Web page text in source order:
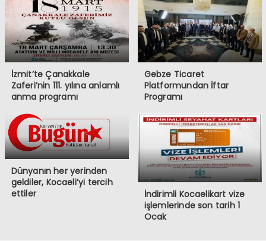
İzmit’te Çanakkale
Zaferi’nin 111. yılına anlamlı
anma programı
Gebze Ticaret
Platformundan İftar
Programı
Dünyanın her yerinden
geldiler, Kocaeli’yi tercih
ettiler
İndirimli Kocaelikart vize
işlemlerinde son tarih 1
Ocak